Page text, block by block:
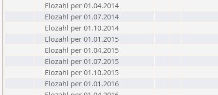
Elozahl per 01.04.2014
Elozahl per 01.07.2014
Elozahl per 01.10.2014
Elozahl per 01.01.2015
Elozahl per 01.04.2015
Elozahl per 01.07.2015
Elozahl per 01.10.2015
Elozahl per 01.01.2016